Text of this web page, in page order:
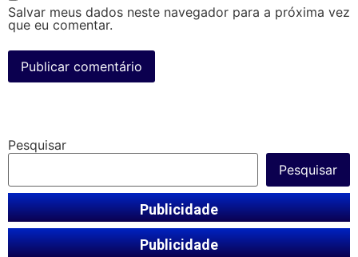
Salvar meus dados neste navegador para a próxima vez
que eu comentar.
Pesquisar
Pesquisar
Publicidade
Publicidade